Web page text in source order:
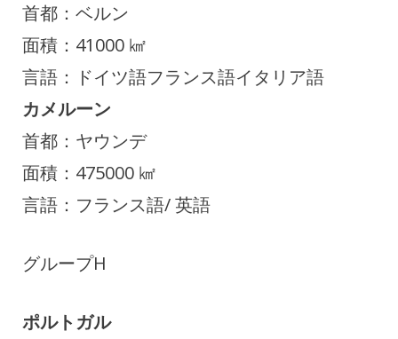
首都：ベルン
面積：41000 ㎢
言語：ドイツ語フランス語イタリア語
カメルーン
首都：ヤウンデ
面積：475000 ㎢
言語：フランス語/ 英語
グループH
ポルトガル